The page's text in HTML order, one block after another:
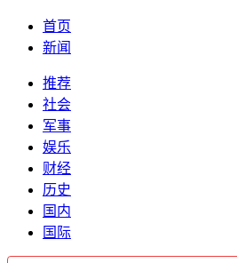
首页
新闻
推荐
社会
军事
娱乐
财经
历史
国内
国际